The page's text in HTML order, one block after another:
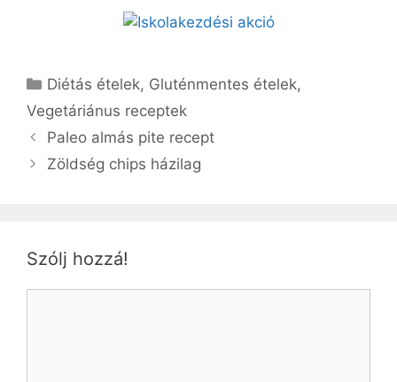
Kategória
Diétás ételek, Gluténmentes ételek,
Vegetáriánus receptek
Paleo almás pite recept
Zöldség chips házilag
Szólj hozzá!